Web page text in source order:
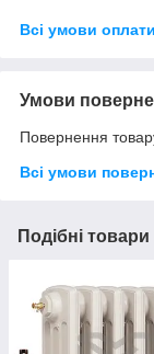
Всі умови оплати
Умови
Повернення
Всі умови
Подібні товари